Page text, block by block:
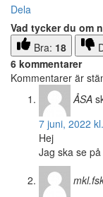
Dela
Vad tycker du om
Bra: 18
6 kommentarer
Kommentarer är
ÅSA
7 juni, 2022
Hej
Jag ska se